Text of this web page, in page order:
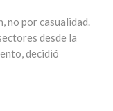
no por casualidad.
desde la
decidió